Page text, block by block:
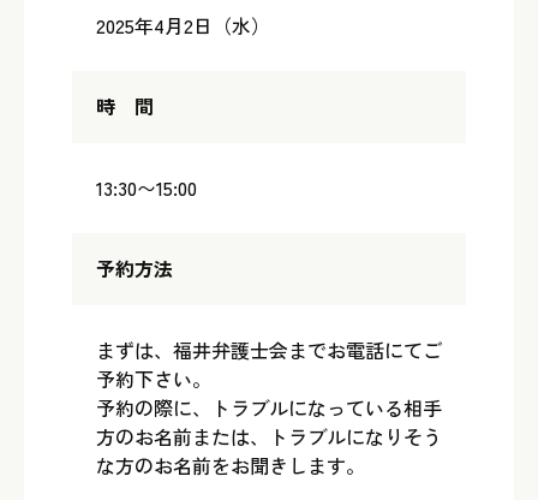
2025年4月2日（水）
時 間
13:30〜15:00
予約方法
まずは、福井弁護士会までお電話にてご
予約下さい。
予約の際に、トラブルになっている相手
方のお名前または、トラブルになりそう
な方のお名前をお聞きします。